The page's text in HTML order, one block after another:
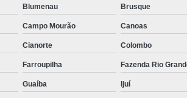
Blumenau Brusque
Campo Mourão Canoas
Cianorte Colombo
Farroupilha Fazenda Rio
Guaíba Ijuí